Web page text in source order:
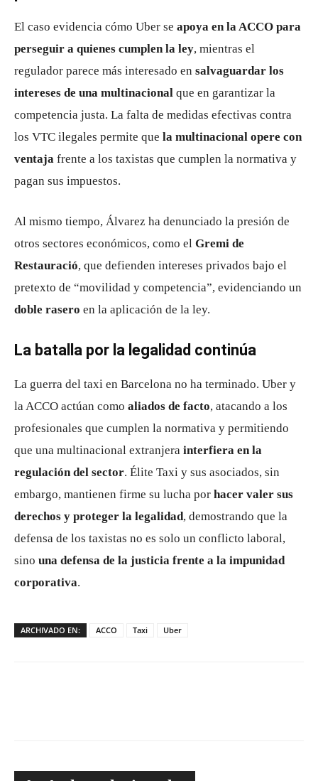
El caso evidencia cómo Uber se apoya en la ACCO para
perseguir a quienes cumplen la ley, mientras el
regulador parece más interesado en salvaguardar los
intereses de una multinacional que en garantizar la
competencia justa. La falta de medidas efectivas contra
los VTC ilegales permite que la multinacional opere con
ventaja frente a los taxistas que cumplen la normativa y
pagan sus impuestos.
Al mismo tiempo, Álvarez ha denunciado la presión de
otros sectores económicos, como el Gremi de
Restauració, que defienden intereses privados bajo el
pretexto de “movilidad y competencia”, evidenciando un
doble rasero en la aplicación de la ley.
La batalla por la legalidad continúa
La guerra del taxi en Barcelona no ha terminado. Uber y
la ACCO actúan como aliados de facto, atacando a los
profesionales que cumplen la normativa y permitiendo
que una multinacional extranjera interfiera en la
regulación del sector. Élite Taxi y sus asociados, sin
embargo, mantienen firme su lucha por hacer valer sus
derechos y proteger la legalidad, demostrando que la
defensa de los taxistas no es solo un conflicto laboral,
sino una defensa de la justicia frente a la impunidad
corporativa.
ARCHIVADO EN: ACCO Taxi Uber